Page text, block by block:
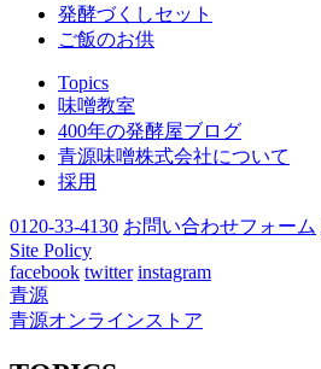
発酵づくしセット
ご飯のお供
Topics
味噌教室
400年の発酵屋ブログ
青源味噌株式会社について
採用
0120-33-4130 お問い合わせフォーム
Site Policy
facebook twitter instagram
青源
青源オンラインストア